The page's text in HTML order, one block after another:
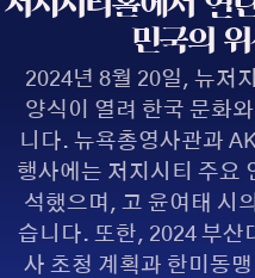
민국의
2024년 8월 20일, 뉴저
양식이 열려 한국 문화
니다. 뉴욕총영사관과
행사에는 저지시티 주요
석했으며, 고 윤여태 시
습니다. 또한, 2024 부산
사 초청 계획과 한미동